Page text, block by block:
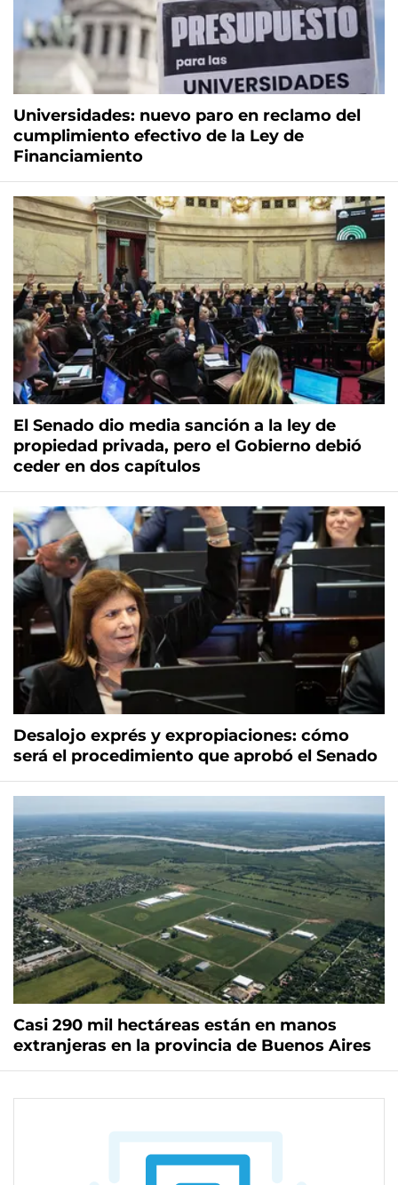
Universidades: nuevo paro en reclamo del
cumplimiento efectivo de la Ley de
Financiamiento
El Senado dio media sanción a la ley de
propiedad privada, pero el Gobierno debió
ceder en dos capítulos
Desalojo exprés y expropiaciones: cómo
será el procedimiento que aprobó el Senado
Casi 290 mil hectáreas están en manos
extranjeras en la provincia de Buenos Aires